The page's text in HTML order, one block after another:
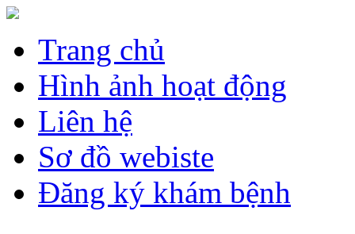
Trang chủ
Hình ảnh hoạt động
Liên hệ
Sơ đồ webiste
Đăng ký khám bệnh